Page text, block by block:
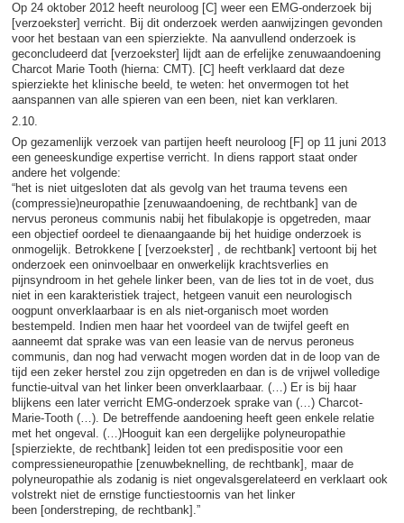
Op 24 oktober 2012 heeft neuroloog [C] weer een EMG-onderzoek bij
[verzoekster] verricht. Bij dit onderzoek werden aanwijzingen gevonden
voor het bestaan van een spierziekte. Na aanvullend onderzoek is
geconcludeerd dat [verzoekster] lijdt aan de erfelijke zenuwaandoening
Charcot Marie Tooth (hierna: CMT). [C] heeft verklaard dat deze
spierziekte het klinische beeld, te weten: het onvermogen tot het
aanspannen van alle spieren van een been, niet kan verklaren.
2.10.
Op gezamenlijk verzoek van partijen heeft neuroloog [F] op 11 juni 2013
een geneeskundige expertise verricht. In diens rapport staat onder
andere het volgende:
“het is niet uitgesloten dat als gevolg van het trauma tevens een
(compressie)neuropathie [zenuwaandoening, de rechtbank] van de
nervus peroneus communis nabij het fibulakopje is opgetreden, maar
een objectief oordeel te dienaangaande bij het huidige onderzoek is
onmogelijk. Betrokkene [ [verzoekster] , de rechtbank] vertoont bij het
onderzoek een oninvoelbaar en onwerkelijk krachtsverlies en
pijnsyndroom in het gehele linker been, van de lies tot in de voet, dus
niet in een karakteristiek traject, hetgeen vanuit een neurologisch
oogpunt onverklaarbaar is en als niet-organisch moet worden
bestempeld. Indien men haar het voordeel van de twijfel geeft en
aanneemt dat sprake was van een leasie van de nervus peroneus
communis, dan nog had verwacht mogen worden dat in de loop van de
tijd een zeker herstel zou zijn opgetreden en dan is de vrijwel volledige
functie-uitval van het linker been onverklaarbaar. (…) Er is bij haar
blijkens een later verricht EMG-onderzoek sprake van (…) Charcot-
Marie-Tooth (…). De betreffende aandoening heeft geen enkele relatie
met het ongeval. (…)Hooguit kan een dergelijke polyneuropathie
[spierziekte, de rechtbank] leiden tot een predispositie voor een
compressieneuropathie [zenuwbeknelling, de rechtbank], maar de
polyneuropathie als zodanig is niet ongevalsgerelateerd en verklaart ook
volstrekt niet de ernstige functiestoornis van het linker
been [onderstreping, de rechtbank].”